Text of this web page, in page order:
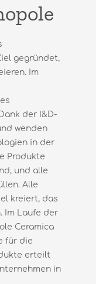
gegründet,
Im
der I&D-
wenden
in der
Produkte
und alle
Alle
kreiert, das
Im Laufe der
Ceramica
für die
erteilt
in